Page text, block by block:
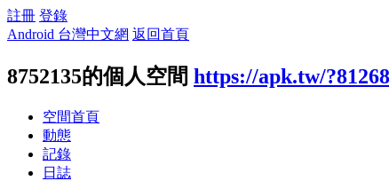
註冊 登錄
Android 台灣中文網 返回首頁
8752135的個人空間 https://apk.tw/
空間首頁
動態
記錄
日誌